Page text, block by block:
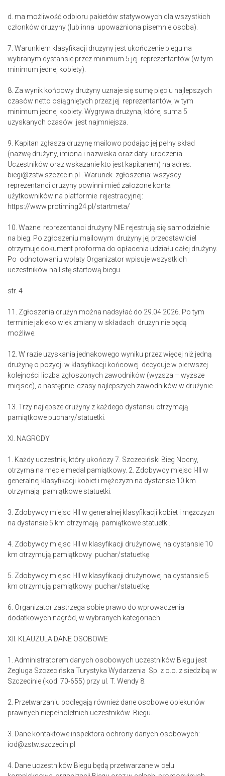
d. ma możliwość odbioru pakietów statywowych dla wszystkich
członków drużyny (lub inna upoważniona pisemnie osoba).
7. Warunkiem klasyfikacji drużyny jest ukończenie biegu na
wybranym dystansie przez minimum 5 jej reprezentantów (w tym
minimum jednej kobiety).
8. Za wynik końcowy drużyny uznaje się sumę pięciu najlepszych
czasów netto osiągniętych przez jej reprezentantów, w tym
minimum jednej kobiety. Wygrywa drużyna, której suma 5
uzyskanych czasów jest najmniejsza.
9. Kapitan zgłasza drużynę mailowo podając jej pełny skład
(nazwę drużyny, imiona i nazwiska oraz daty urodzenia
Uczestników oraz wskazanie kto jest kapitanem) na adres:
biegi@zstw.szczecin.pl . Warunek zgłoszenia: wszyscy
reprezentanci drużyny powinni mieć założone konta
użytkowników na platformie rejestracyjnej:
https://www.protiming24.pl/startmeta/
10. Ważne: reprezentanci drużyny NIE rejestrują się samodzielnie
na bieg. Po zgłoszeniu mailowym drużyny jej przedstawiciel
otrzymuje dokument proforma do opłacenia udziału całej drużyny.
Po odnotowaniu wpłaty Organizator wpisuje wszystkich
uczestników na listę startową biegu.
str. 4
11. Zgłoszenia drużyn można nadsyłać do 29.04.2026. Po tym
terminie jakiekolwiek zmiany w składach drużyn nie będą
możliwe.
12. W razie uzyskania jednakowego wyniku przez więcej niż jedną
drużynę o pozycji w klasyfikacji końcowej decyduje w pierwszej
kolejności liczba zgłoszonych zawodników (wyższa – wyższe
miejsce), a następnie czasy najlepszych zawodników w drużynie.
13. Trzy najlepsze drużyny z każdego dystansu otrzymają
pamiątkowe puchary/statuetki.
XI. NAGRODY
1. Każdy uczestnik, który ukończy 7. Szczeciński Bieg Nocny,
otrzyma na mecie medal pamiątkowy. 2. Zdobywcy miejsc I-III w
generalnej klasyfikacji kobiet i mężczyzn na dystansie 10 km
otrzymają pamiątkowe statuetki.
3. Zdobywcy miejsc I-III w generalnej klasyfikacji kobiet i mężczyzn
na dystansie 5 km otrzymają pamiątkowe statuetki.
4. Zdobywcy miejsc I-III w klasyfikacji drużynowej na dystansie 10
km otrzymują pamiątkowy puchar/statuetkę.
5. Zdobywcy miejsc I-III w klasyfikacji drużynowej na dystansie 5
km otrzymują pamiątkowy puchar/statuetkę.
6. Organizator zastrzega sobie prawo do wprowadzenia
dodatkowych nagród, w wybranych kategoriach.
XII. KLAUZULA DANE OSOBOWE
1. Administratorem danych osobowych uczestników Biegu jest
Żegluga Szczecińska Turystyka Wydarzenia Sp. z o.o. z siedzibą w
Szczecinie (kod: 70-655) przy ul. T. Wendy 8.
2. Przetwarzaniu podlegają również dane osobowe opiekunów
prawnych niepełnoletnich uczestników Biegu.
3. Dane kontaktowe inspektora ochrony danych osobowych:
iod@zstw.szczecin.pl
4. Dane uczestników Biegu będą przetwarzane w celu